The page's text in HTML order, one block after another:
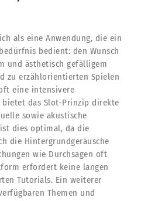
als eine Anwendung, die ein
bedient: den Wunsch
und ästhetisch gefälligem
zu erzählorientierten Spielen
eine intensivere
bietet das Slot-Prinzip direkte
sowie akustische
dies optimal, da die
die Hintergrundgeräusche
wie Durchsagen oft
erfordert keine langen
Tutorials. Ein weiterer
Themen und